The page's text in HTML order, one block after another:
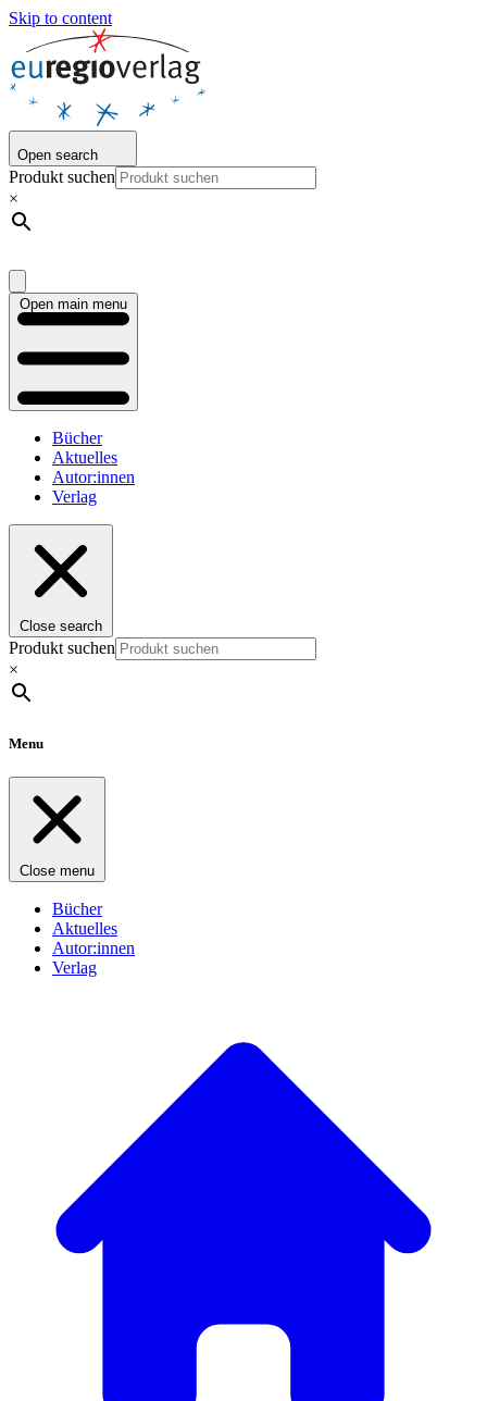
Skip to content
Open search
Produkt suchen
×
Open main menu
Bücher
Aktuelles
Autor:innen
Verlag
Close search
Produkt suchen
×
Menu
Close menu
Bücher
Aktuelles
Autor:innen
Verlag